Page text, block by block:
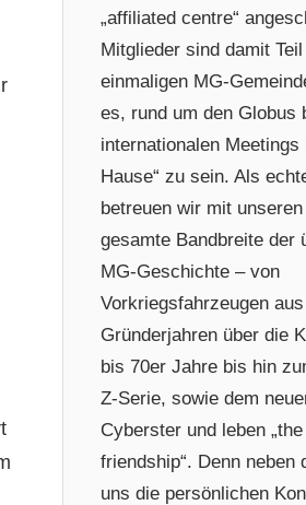
„affiliated centre“
Mitglieder sind damit
einmaligen MG-
es, rund um den Globus
internationalen Meetings
Hause“ zu sein. Als
betreuen wir mit
gesamte Bandbreite der
MG-Geschichte – von
Vorkriegsfahrzeugen
Gründerjahren über die
bis 70er Jahre bis hin
Z-Serie, sowie dem
Cyberster und leben
friendship“. Denn neben
uns die persönlichen